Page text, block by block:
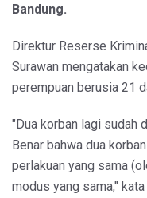
Bandung.
Direktur Reserse
Surawan mengatakan
perempuan berusia 21
"Dua korban lagi sudah
Benar bahwa dua
perlakuan yang sama
modus yang sama,"